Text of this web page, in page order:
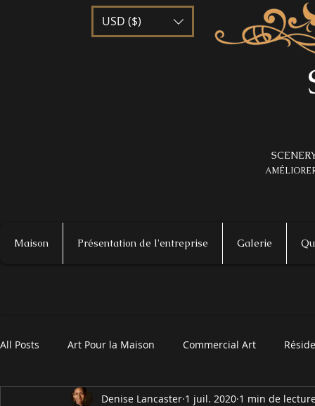
USD ($)
Maison Présentation de l'entreprise Galerie
All Posts Art Pour la Maison Commercial Art
Denise Lancaster 1 juil. 2020 1 min de